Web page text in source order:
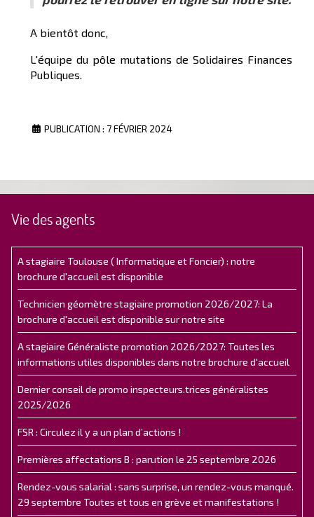
A bientôt donc,
L'équipe du pôle mutations de Solidaires Finances
Publiques.
PUBLICATION : 7 FÉVRIER 2024
Vie des agents
A stagiaire Toulouse ( Informatique et Foncier) : notre
brochure d'accueil est disponible
Technicien géomètre stagiaire promotion 2026/2027: La
brochure d'accueil est disponible sur notre site
A stagiaire Généraliste promotion 2026/2027: Toutes les
informations utiles disponibles dans notre brochure d'accueil
Dernier conseil de promo inspecteurs.trices généralistes
2025/2026
FSR : Circulez il y a un plan d’actions !
Premières affectations B : parution le 25 septembre 2026
Rendez-vous salarial : sans surprise, un rendez-vous manqué.
29 septembre Toutes et tous en grève et manifestations !